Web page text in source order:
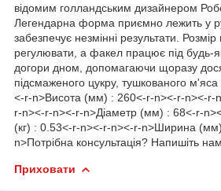
відомим голландським дизайнером
Легендарна форма приємно лежить у
забезпечує незмінні результати.
регулювати, а факел працює під будь-
догори дном, допомагаючи щоразу
підсмаженого цукру, тушкованого
<-r-n>Висота (мм) : 260<-r-n><-r-n><-
r-n><-r-n><-r-n>Діаметр (мм) : 68<-r-
(кг) : 0.53<-r-n><-r-n><-r-n>Ширина
n>Потрібна консультація? Напишіть
Приховати